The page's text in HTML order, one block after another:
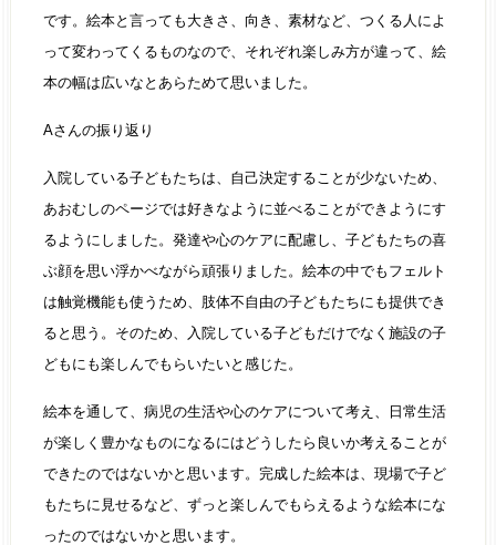
です。絵本と言っても大きさ、向き、素材など、つくる人によ
って変わってくるものなので、それぞれ楽しみ方が違って、絵
本の幅は広いなとあらためて思いました。
Aさんの振り返り
入院している子どもたちは、自己決定することが少ないため、
あおむしのページでは好きなように並べることができようにす
るようにしました。発達や心のケアに配慮し、子どもたちの喜
ぶ顔を思い浮かべながら頑張りました。絵本の中でもフェルト
は触覚機能も使うため、肢体不自由の子どもたちにも提供でき
ると思う。そのため、入院している子どもだけでなく施設の子
どもにも楽しんでもらいたいと感じた。
絵本を通して、病児の生活や心のケアについて考え、日常生活
が楽しく豊かなものになるにはどうしたら良いか考えることが
できたのではないかと思います。完成した絵本は、現場で子ど
もたちに見せるなど、ずっと楽しんでもらえるような絵本にな
ったのではないかと思います。